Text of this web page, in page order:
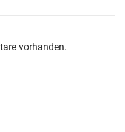
vorhanden.